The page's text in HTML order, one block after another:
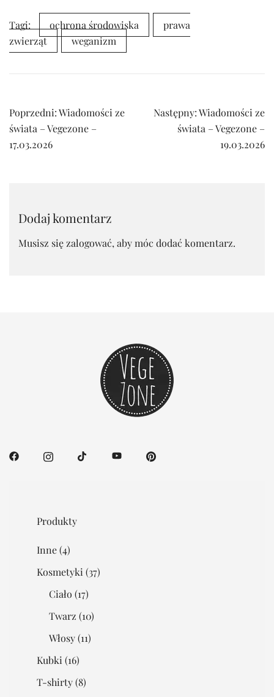
Tagi: ochrona środowiska
prawa
zwierząt
weganizm
Nawigacja
wpisu
Poprzedni:Wiadomości ze
świata – Vegezone –
17.03.2026
Następny:Wiadomości ze
świata – Vegezone –
19.03.2026
Dodaj komentarz
Musisz sięzalogować, aby móc dodać komentarz.
Produkty
Inne(4)
Kosmetyki (37)
Ciało (17)
Twarz (10)
Włosy(11)
Kubki (16)
T-shirty(8)